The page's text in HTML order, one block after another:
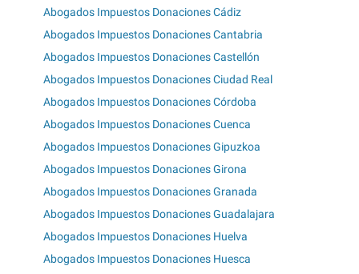
Abogados Impuestos Donaciones Cádiz
Abogados Impuestos Donaciones Cantabria
Abogados Impuestos Donaciones Castellón
Abogados Impuestos Donaciones Ciudad Real
Abogados Impuestos Donaciones Córdoba
Abogados Impuestos Donaciones Cuenca
Abogados Impuestos Donaciones Gipuzkoa
Abogados Impuestos Donaciones Girona
Abogados Impuestos Donaciones Granada
Abogados Impuestos Donaciones Guadalajara
Abogados Impuestos Donaciones Huelva
Abogados Impuestos Donaciones Huesca